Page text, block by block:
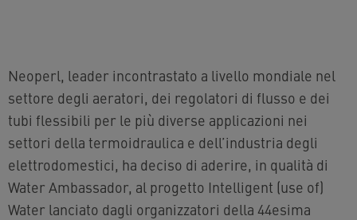
Neoperl, leader incontrastato a livello mondiale nel
settore degli aeratori, dei regolatori di flusso e dei
tubi flessibili per le più diverse applicazioni nei
settori della termoidraulica e dell’industria degli
elettrodomestici, ha deciso di aderire, in qualità di
Water Ambassador, al progetto Intelligent (use of)
Water lanciato dagli organizzatori della 44esima